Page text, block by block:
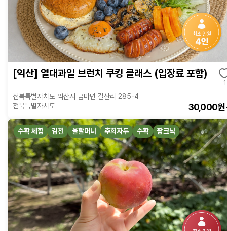
[익산] 열대과일 브런치 쿠킹 클래스 (입장료 포함)
1
전북특별자치도 익산시 금마면 갈산리 285-4
전북특별자치도
30,000
수확 체험 김천 울할머니 추희자두 수확 팜크닉